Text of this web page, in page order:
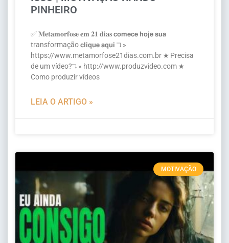
PINHEIRO
✅ 𝐌𝐞𝐭𝐚𝐦𝐨𝐫𝐟𝐨𝐬𝐞 𝐞𝐦 𝟐𝟏 𝐝𝐢𝐚𝐬 𝗰𝗼𝗺𝗲𝗰𝗲 𝗵𝗼𝗷𝗲 𝘀𝘂𝗮
transformação 𝗰𝗹𝗶𝗾𝘂𝗲 𝗮𝗾𝘂𝗶 ↴ »
https://www.metamorfose21dias.com.br ★ Precisa
de um vídeo?↴ » http://www.produzvideo.com ★
Como produzir vídeos
LEIA O ARTIGO »
MOTIVAÇÃO